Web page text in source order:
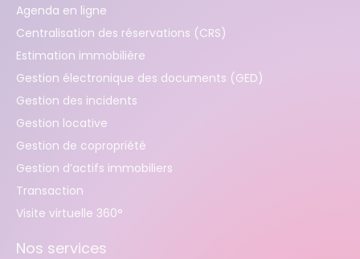
Agenda en ligne
Centralisation des réservations (CRS)
Estimation immobilière
Gestion électronique des documents (GED)
Gestion des incidents
Gestion locative
Gestion de copropriété
Gestion d’actifs immobiliers
Transaction
Visite virtuelle 360°
Nos services